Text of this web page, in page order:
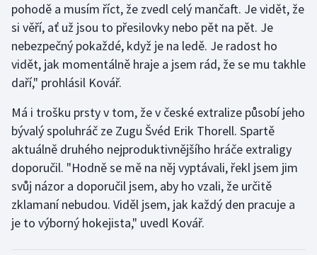
pohodě a musím říct, že zvedl celý mančaft. Je vidět, že
si věří, ať už jsou to přesilovky nebo pět na pět. Je
nebezpečný pokaždé, když je na ledě. Je radost ho
vidět, jak momentálně hraje a jsem rád, že se mu takhle
daří," prohlásil Kovář.
Má i trošku prsty v tom, že v české extralize působí jeho
bývalý spoluhráč ze Zugu Švéd Erik Thorell. Spartě
aktuálně druhého nejproduktivnějšího hráče extraligy
doporučil. "Hodně se mě na něj vyptávali, řekl jsem jim
svůj názor a doporučil jsem, aby ho vzali, že určitě
zklamaní nebudou. Viděl jsem, jak každý den pracuje a
je to výborný hokejista," uvedl Kovář.